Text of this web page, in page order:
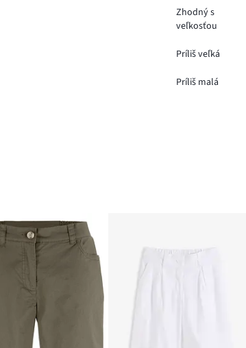
Zhodný s
veľkosťou
Príliš veľká
Príliš malá